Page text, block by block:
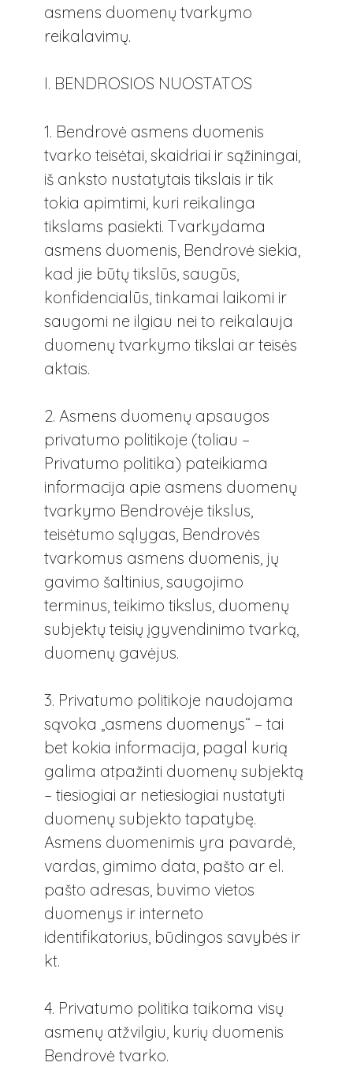
asmens duomenų tvarkymo
reikalavimų.
I. BENDROSIOS NUOSTATOS
1. Bendrovė asmens duomenis
tvarko teisėtai, skaidriai ir sąžiningai,
iš anksto nustatytais tikslais ir tik
tokia apimtimi, kuri reikalinga
tikslams pasiekti. Tvarkydama
asmens duomenis, Bendrovė siekia,
kad jie būtų tikslūs, saugūs,
konfidencialūs, tinkamai laikomi ir
saugomi ne ilgiau nei to reikalauja
duomenų tvarkymo tikslai ar teisės
aktais.
2. Asmens duomenų apsaugos
privatumo politikoje (toliau –
Privatumo politika) pateikiama
informacija apie asmens duomenų
tvarkymo Bendrovėje tikslus,
teisėtumo sąlygas, Bendrovės
tvarkomus asmens duomenis, jų
gavimo šaltinius, saugojimo
terminus, teikimo tikslus, duomenų
subjektų teisių įgyvendinimo tvarką,
duomenų gavėjus.
3. Privatumo politikoje naudojama
sąvoka „asmens duomenys“ – tai
bet kokia informacija, pagal kurią
galima atpažinti duomenų subjektą
– tiesiogiai ar netiesiogiai nustatyti
duomenų subjekto tapatybę.
Asmens duomenimis yra pavardė,
vardas, gimimo data, pašto ar el.
pašto adresas, buvimo vietos
duomenys ir interneto
identifikatorius, būdingos savybės ir
kt.
4. Privatumo politika taikoma visų
asmenų atžvilgiu, kurių duomenis
Bendrovė tvarko.